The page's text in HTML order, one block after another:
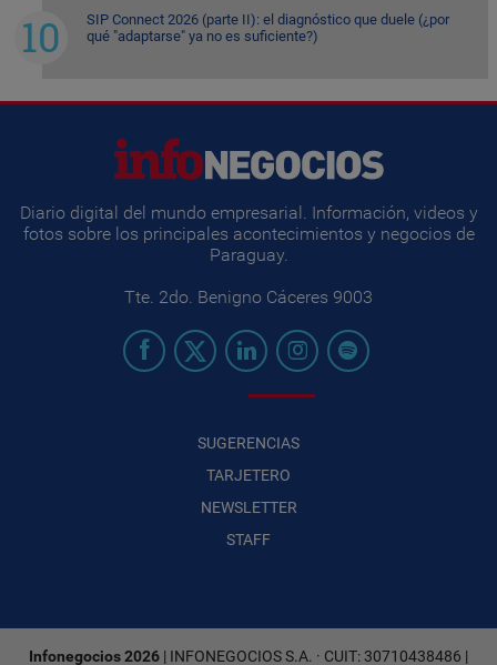
SIP Connect 2026 (parte II): el diagnóstico que duele (¿por
qué "adaptarse" ya no es suficiente?)
Diario digital del mundo empresarial. Información, videos y
fotos sobre los principales acontecimientos y negocios de
Paraguay.
Tte. 2do. Benigno Cáceres 9003
SUGERENCIAS
TARJETERO
NEWSLETTER
STAFF
Infonegocios 2026 | INFONEGOCIOS S.A. · CUIT: 30710438486 |